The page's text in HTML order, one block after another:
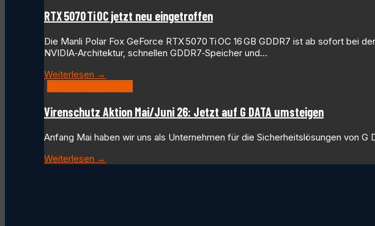
RTX 5070 Ti OC jetzt neu eingetroffen
Die Manli Polar Fox GeForce RTX 5070 Ti OC 16 GB GDDR7 ist ab sofort
NVIDIA‑Architektur, schnellen GDDR7‑Speicher und…
Weiterlesen →
Virenschutz Aktion Mai/Juni 26: Jetzt auf G DATA umsteigen
Anfang Mai haben wir uns als Unternehmen für die Sicherheitslösungen von
Weiterlesen →